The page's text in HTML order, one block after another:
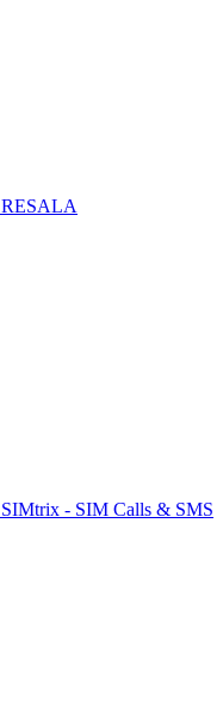
RESALA
SIMtrix - SIM Calls & SMS